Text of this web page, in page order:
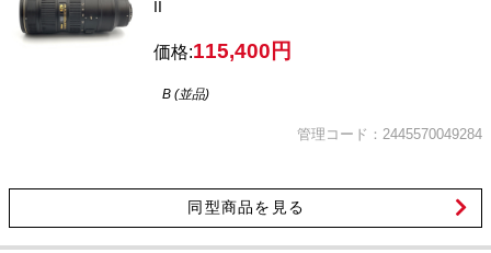
II
価格:115,400円
B (並品)
管理コード：2445570049284
同型商品を見る